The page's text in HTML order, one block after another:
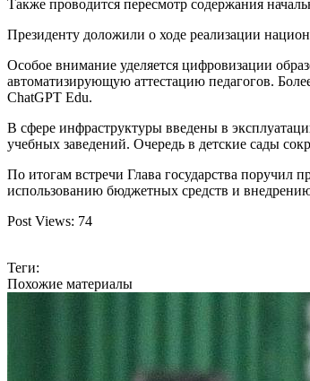
Также проводится пересмотр содержания
Президенту доложили о ходе реализации
Особое внимание уделяется цифровизации
автоматизирующую аттестацию педагогов.
ChatGPT Edu.
В сфере инфраструктуры введены в
учебных заведений. Очередь в детские сады
По итогам встречи Глава государства поручил
использованию бюджетных средств и
Post Views: 74
Теги:
Похожие материалы